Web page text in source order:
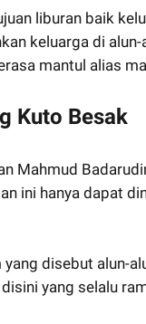
liburan baik
keluarga di
mantul alias
Kuto Besak
Mahmud
ini hanya dapat
disebut alun-
yang selalu